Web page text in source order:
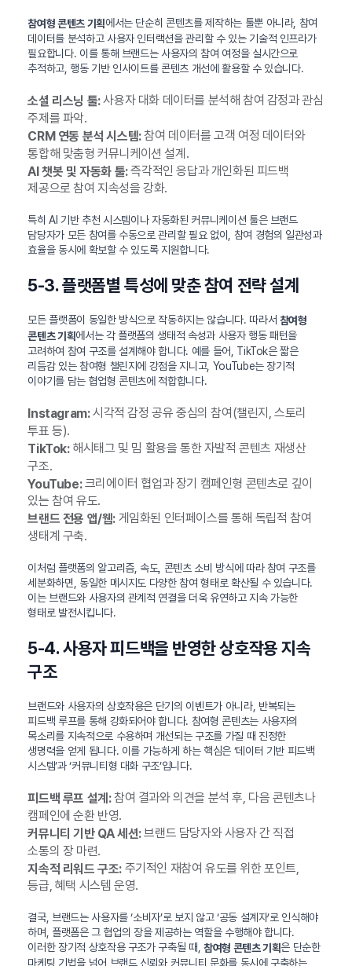
참여형 콘텐츠 기획에서는 단순히 콘텐츠를 제작하는 툴뿐 아니라, 참여
데이터를 분석하고 사용자 인터랙션을 관리할 수 있는 기술적 인프라가
필요합니다. 이를 통해 브랜드는 사용자의 참여 여정을 실시간으로
추적하고, 행동 기반 인사이트를 콘텐츠 개선에 활용할 수 있습니다.
소셜 리스닝 툴:사용자 대화 데이터를 분석해 참여 감정과 관심
주제를 파악.
CRM 연동 분석 시스템:참여 데이터를 고객 여정 데이터와
통합해 맞춤형 커뮤니케이션 설계.
AI 챗봇 및 자동화 툴:즉각적인 응답과 개인화된 피드백
제공으로 참여 지속성을 강화.
특히 AI 기반 추천 시스템이나 자동화된 커뮤니케이션 툴은 브랜드
담당자가 모든 참여를 수동으로 관리할 필요 없이, 참여 경험의 일관성과
효율을 동시에 확보할 수 있도록 지원합니다.
5-3. 플랫폼별 특성에 맞춘 참여 전략 설계
모든 플랫폼이 동일한 방식으로 작동하지는 않습니다. 따라서 참여형
콘텐츠 기획에서는 각 플랫폼의 생태적 속성과 사용자 행동 패턴을
고려하여 참여 구조를 설계해야 합니다. 예를 들어, TikTok은 짧은
리듬감 있는 참여형 챌린지에 강점을 지니고, YouTube는 장기적
이야기를 담는 협업형 콘텐츠에 적합합니다.
Instagram:시각적 감정 공유 중심의 참여(챌린지, 스토리
투표 등).
TikTok:해시태그 및 밈 활용을 통한 자발적 콘텐츠 재생산
구조.
YouTube:크리에이터 협업과 장기 캠페인형 콘텐츠로 깊이
있는 참여 유도.
브랜드 전용 앱/웹:게임화된 인터페이스를 통해 독립적 참여
생태계 구축.
이처럼 플랫폼의 알고리즘, 속도, 콘텐츠 소비 방식에 따라 참여 구조를
세분화하면, 동일한 메시지도 다양한 참여 형태로 확산될 수 있습니다.
이는 브랜드와 사용자의 관계적 연결을 더욱 유연하고 지속 가능한
형태로 발전시킵니다.
5-4. 사용자 피드백을 반영한 상호작용 지속
구조
브랜드와 사용자의 상호작용은 단기의 이벤트가 아니라, 반복되는
피드백 루프를 통해 강화되어야 합니다. 참여형 콘텐츠는 사용자의
목소리를 지속적으로 수용하며 개선되는 구조를 가질 때 진정한
생명력을 얻게 됩니다. 이를 가능하게 하는 핵심은 ‘데이터 기반 피드백
시스템’과 ‘커뮤니티형 대화 구조’입니다.
피드백 루프 설계:참여 결과와 의견을 분석 후, 다음 콘텐츠나
캠페인에 순환 반영.
커뮤니티 기반 QA 세션:브랜드 담당자와 사용자 간 직접
소통의 장 마련.
지속적 리워드 구조:주기적인 재참여 유도를 위한 포인트,
등급, 혜택 시스템 운영.
결국, 브랜드는 사용자를 ‘소비자’로 보지 않고 ‘공동 설계자’로 인식해야
하며, 플랫폼은 그 협업의 장을 제공하는 역할을 수행해야 합니다.
이러한 장기적 상호작용 구조가 구축될 때, 참여형 콘텐츠 기획은 단순한
마케팅 기법을 넘어 브랜드 신뢰와 커뮤니티 문화를 동시에 구축하는